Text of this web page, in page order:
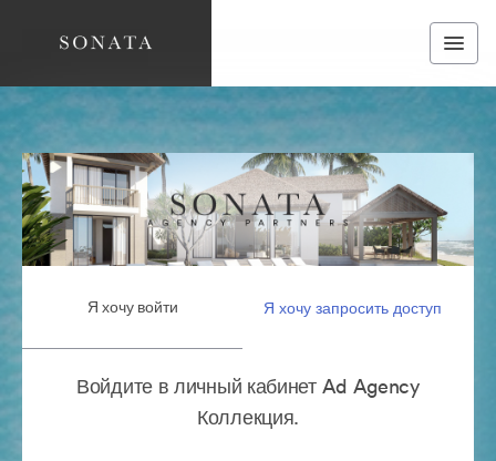
Я хочу войти Я хочу запросить доступ
Войдите в личный кабинет Ad Agency
Коллекция.